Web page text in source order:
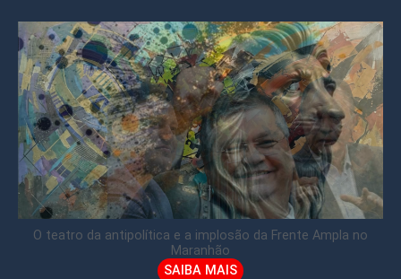
O teatro da antipolítica e a implosão da Frente Ampla no
Maranhão
SAIBA MAIS